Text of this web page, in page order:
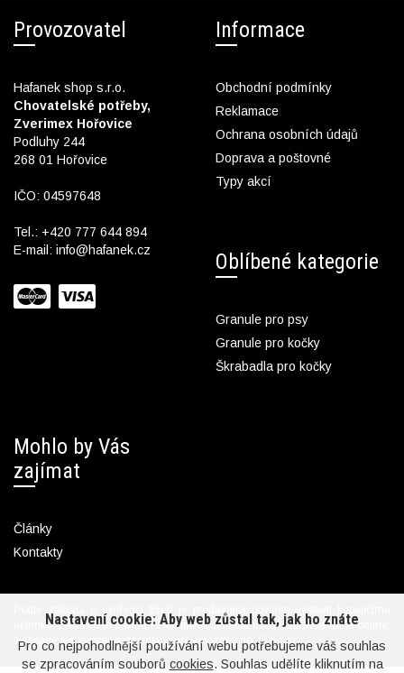
Nastavení cookie: Aby web zůstal tak, jak ho znáte
Pro co nejpohodlnější používání webu potřebujeme váš souhlas
se zpracováním souborů cookies. Souhlas udělíte kliknutím na
Provozovatel
Hafanek shop s.r.o.
Chovatelské potřeby,
Zverimex Hořovice
Podluhy 244
268 01 Hořovice
IČO: 04597648
Tel.: +420 777 644 894
E-mail: info@hafanek.cz
Informace
Obchodní podmínky
Reklamace
Ochrana osobních údajů
Doprava a poštovné
Typy akcí
Oblíbené kategorie
Granule pro psy
Granule pro kočky
Škrabadla pro kočky
Mohlo by Vás
zajímat
Články
Kontakty
Podle zákona o evidenci tržeb je prodávající povinen vystavit kupujícímu
účtenku. Zároveň je povinen zaevidovat přijatou tržbu u správce daně online;
v případě technického výpadku pak nejpozději do 48 hodin.